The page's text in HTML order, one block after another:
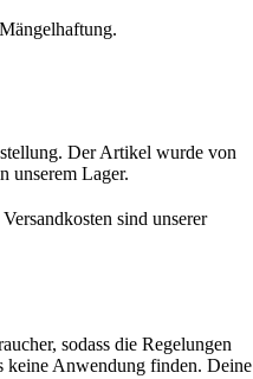
Der Artikel wurde von
unserem Lager.
sind unserer
sodass die Regelungen
keine Anwendung finden. Deine